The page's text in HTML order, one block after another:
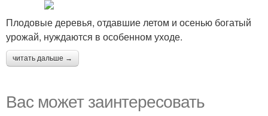
Весенние работы
Плодовые деревья, отдавшие летом и осенью богатый
урожай, нуждаются в особенном уходе.
читать дальше →
Вас может заинтересовать